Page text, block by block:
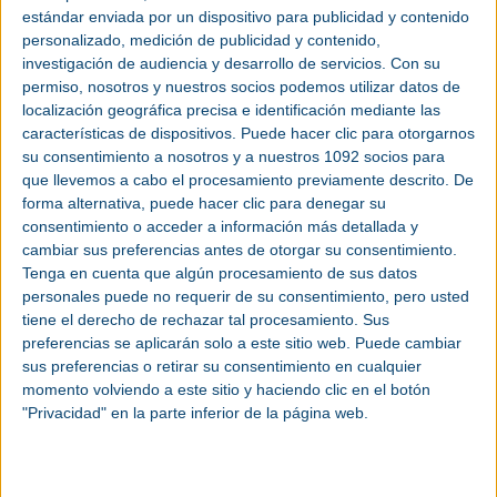
estándar enviada por un dispositivo para publicidad y contenido
personalizado, medición de publicidad y contenido,
investigación de audiencia y desarrollo de servicios. Con su
permiso, nosotros y nuestros socios podemos utilizar datos de
localización geográfica precisa e identificación mediante las
características de dispositivos. Puede hacer clic para otorgarnos
su consentimiento a nosotros y a nuestros 1092 socios para
que llevemos a cabo el procesamiento previamente descrito. De
forma alternativa, puede hacer clic para denegar su
consentimiento o acceder a información más detallada y
cambiar sus preferencias antes de otorgar su consentimiento.
Tenga en cuenta que algún procesamiento de sus datos
personales puede no requerir de su consentimiento, pero usted
tiene el derecho de rechazar tal procesamiento. Sus
preferencias se aplicarán solo a este sitio web. Puede cambiar
sus preferencias o retirar su consentimiento en cualquier
momento volviendo a este sitio y haciendo clic en el botón
"Privacidad" en la parte inferior de la página web.
experimentado eventos sorprendentes en otras partes del mundo (como EMO,
JIMTOF, IMTS, SIMTOS, TIMTOS, CIMT e IMTEX) y creemos que es el
momento de tener nuestro propio evento internacional para esta parte del
mundo. FITMA será ese foro en el que líderes de manufactura para diversas
industrias, desde México hasta Argentina, se reunirán para ser testigos de la
última tecnología en exposición y, de las más novedosas técnicas de
producción al participar en el Programa Internacional de Conferencias y ser
parte de los diferentes espacios de networking que se darán durante y
después del horario del evento. Además, FITMA, como ningún otro evento
internacional, ofrecerá la posibilidad de ver, en un mismo espacio, a
proveedores líderes mundiales de tecnología y a fabricantes mexicanos e
internacionales adaptados a las nuevas necesidades de la cadena de
proveeduría. Esto se dará gracias a la coubicación de MSC Expo, el evento de
talla mundial que se llevará a cabo en paralelo, lo que permitirá una eficiencia
máxima para todos aquellos fabricantes líderes que inviertan su tiempo en
asistir”, explicó Claude Mas, director ejecutivo de negocios internacionales de
Gardner Business Media.
Dado que en México y en otros países de América Latina el proceso de
vacunación delCovid-19 no ha sido tan rápido como se esperaba, la junta
directiva de FITMA y el comité asesor, advirtieron la necesidad de posponer
las fechas de su realización hasta enero de 2022, con el fin de brindar
seguridad para este novedoso evento industrial.
Los eventos en vivo ofrecen una experiencia única a los asistentes. Ver
tecnología en funcionamiento, conectarse con expertos globales y establecer
contactos con socios comerciales, existentes y potenciales, forman parte del